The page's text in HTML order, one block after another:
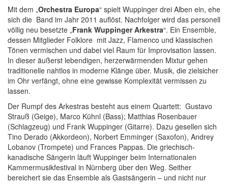
Mit dem „Orchestra Europa“ spielt Wuppinger drei Alben ein, ehe
sich die Band im Jahr 2011 auflöst. Nachfolger wird das personell
völlig neu besetzte „Frank Wuppinger Arkestra“. Ein Ensemble,
dessen Mitglieder Folklore mit Jazz, Flamenco und klassischen
Tönen vermischen und dabei viel Raum für Improvisation lassen.
In dieser äußerst lebendigen, herzerwärmenden Mixtur gehen
traditionelle nahtlos in moderne Klänge über. Musik, die zielsicher
im Ohr verfängt, ohne eine gewisse Komplexität vermissen zu
lassen.
Der Rumpf des Arkestras besteht aus einem Quartett: Gustavo
Strauß (Geige), Marco Kühnl (Bass); Matthias Rosenbauer
(Schlagzeug) und Frank Wuppinger (Gitarre). Dazu gesellen sich
Tino Derado (Akkordeon), Norbert Emminger (Saxofon), Andrey
Lobanov (Trompete) und Frances Pappas. Die griechisch-
kanadische Sängerin läuft Wuppinger beim Internationalen
Kammermusikfestival in Nürnberg über den Weg. Seither
bereichert sie das Ensemble als Gastsängerin – und nicht nur